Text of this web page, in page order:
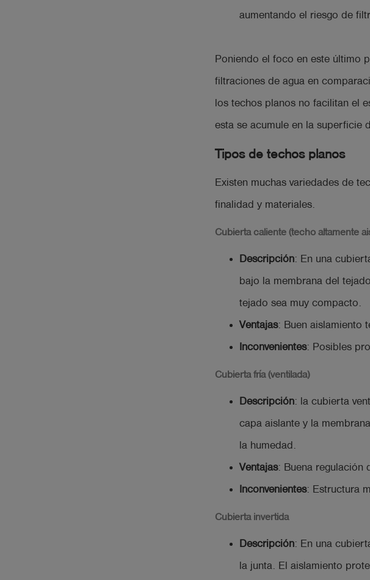
aumentando el riesgo de
Poniendo el foco en este último
filtraciones de agua en
los techos planos no facilitan el
esta se acumule en la superficie
Tipos de techos planos
Existen muchas variedades de
finalidad y materiales.
Cubierta caliente (techo altamente
Descripción: En una
bajo la membrana del
tejado sea muy compacto.
Ventajas: Buen aislamiento
Inconvenientes: Posibles
Cubierta fría (ventilada)
Descripción: la cubierta
capa aislante y la
la humedad.
Ventajas: Buena regulación
Inconvenientes: Estructura
Cubierta invertida
Descripción: En una
la junta. El aislamiento